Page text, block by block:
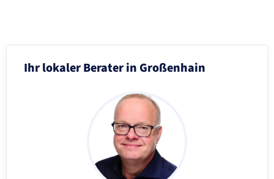
Ihr lokaler Berater in Großenhain